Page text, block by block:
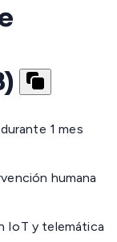
1 mes
humana
IoT y telemática